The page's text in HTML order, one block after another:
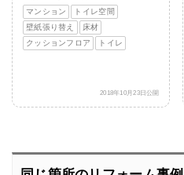
マンション
トイレ空間
壁紙張り替え
床材
クッションフロア
トイレ
2018年10月23日公開